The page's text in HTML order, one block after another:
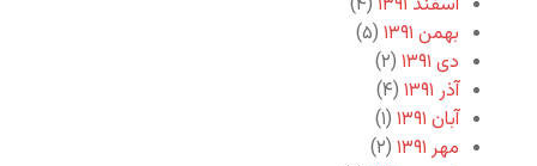
بهمن ۱۳۹۱
(۵)
دی ۱۳۹۱
(۲)
آذر ۱۳۹۱
(۴)
آبان ۱۳۹۱
(۱)
مهر ۱۳۹۱
(۲)